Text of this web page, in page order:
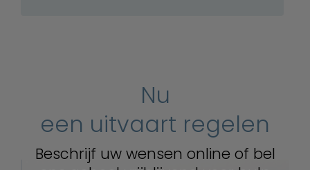
Nu
een uitvaart regelen
Beschrijf uw wensen online of bel